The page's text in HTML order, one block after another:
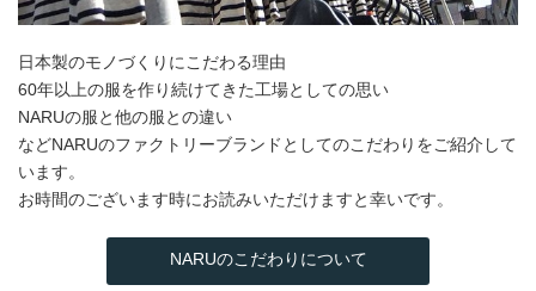
日本製のモノづくりにこだわる理由
60年以上の服を作り続けてきた工場としての思い
NARUの服と他の服との違い
などNARUのファクトリーブランドとしてのこだわりをご紹介して
います。
お時間のございます時にお読みいただけますと幸いです。
NARUのこだわりについて